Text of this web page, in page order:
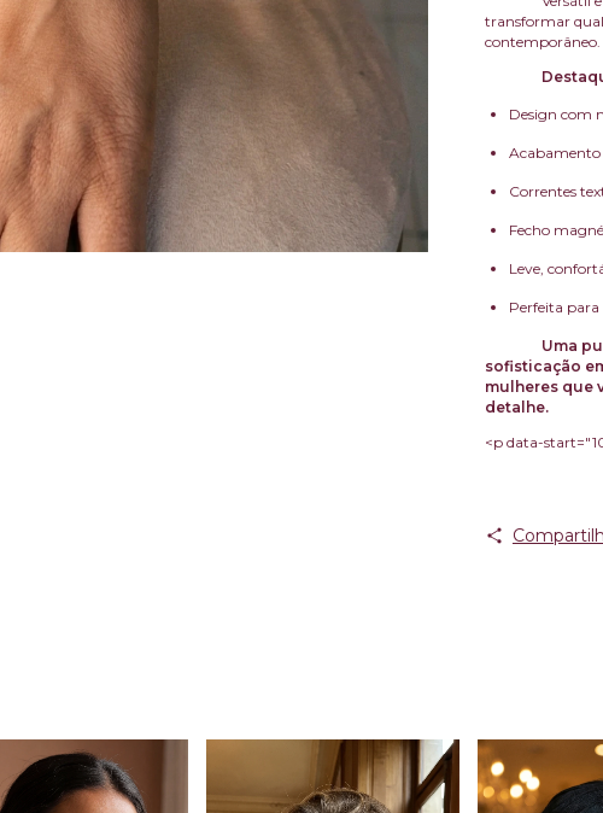
transformar
contemporâneo.
Design com
Acabamento
Correntes
Fecho
Leve,
Perfeita
Uma
sofisticação
mulheres que
detalhe.
<p data-